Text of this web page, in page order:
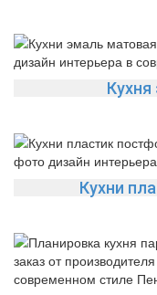
Кухни